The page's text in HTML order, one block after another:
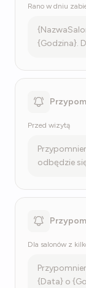
Rano w dniu
{Godzina}.
Przed wizytą
odbędzie
Dla salonów z
{Data} o